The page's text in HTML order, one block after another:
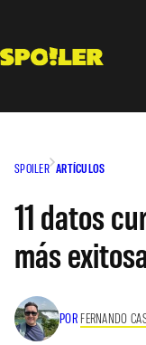
contenido
SPOILER ARTÍCULOS
11 datos
más
POR FERNANDO